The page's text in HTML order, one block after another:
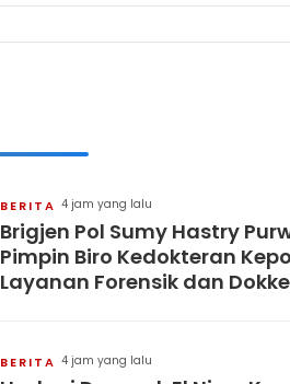
BERITA 4 jam yang lalu
Brigjen Pol Sumy Hastry
Pimpin Biro Kedokteran
Layanan Forensik dan
BERITA 4 jam yang lalu